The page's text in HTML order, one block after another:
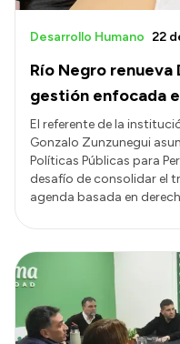
Río Negro renueva
gestión enfocada
Desarrollo Humano 22
El referente de la
Gonzalo Zunzunegui
Políticas Públicas para
desafío de consolidar el
agenda basada en